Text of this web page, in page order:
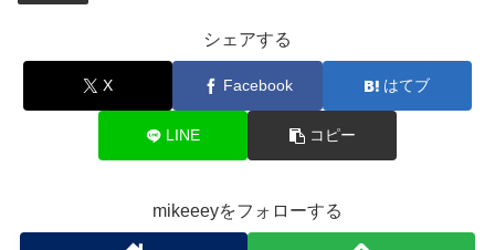
シェアする
X Facebook はてブ
LINE コピー
mikeeeyをフォローする